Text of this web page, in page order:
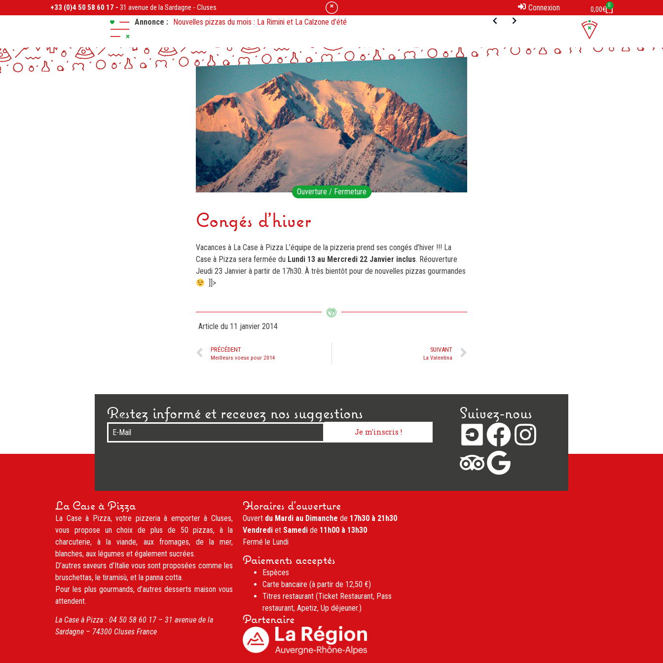
+33 (0)4 50 58 60 17 - 31 avenue de la Sardagne - Cluses Connexion 0,00€ 0
Annonce : Nouvelles pizzas du mois : La Rimini et La Calzone d’été
Réservez vos pizzas en Click & Collect jusqu’à 17h30 le jour même.
Ouverture / Fermeture
Congés d'hiver
Vacances à La Case à Pizza L’équipe de la pizzeria prend ses congés d’hiver !!! La
Case à Pizza sera fermée du Lundi 13 au Mercredi 22 Janvier inclus. Réouverture
Jeudi 23 Janvier à partir de 17h30. À très bientôt pour de nouvelles pizzas gourmandes
]]>
Article du 11 janvier 2014
PRÉCÉDENT
Meilleurs voeux pour 2014
SUIVANT
La Valentina
Restez informé et recevez nos suggestions
E-Mail
Je m'inscris !
Suivez-nous
La Case à Pizza
La Case à Pizza, votre pizzeria à emporter à Cluses,
vous propose un choix de plus de 50 pizzas, à la
charcuterie, à la viande, aux fromages, de la mer,
blanches, aux légumes et également sucrées.
D’autres saveurs d’Italie vous sont proposées comme les
bruschettas, le tiramisù, et la panna cotta.
Pour les plus gourmands, d’autres desserts maison vous
attendent.
La Case à Pizza : 04 50 58 60 17 – 31 avenue de la
Sardagne – 74300 Cluses France
Horaires d'ouverture
Ouvert du Mardi au Dimanche de 17h30 à 21h30
Vendredi et Samedi de 11h00 à 13h30
Fermé le Lundi
Paiements acceptés
Espèces
Carte bancaire (à partir de 12,50 €)
Titres restaurant (Ticket Restaurant, Pass
restaurant, Apetiz, Up déjeuner.)
Partenaire